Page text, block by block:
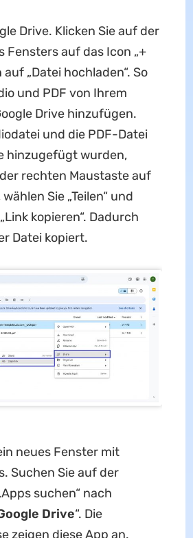
Drive. Klicken Sie auf der
Fensters auf das Icon „+
„Datei hochladen“. So
und PDF von Ihrem
Drive hinzufügen.
und die PDF-Datei
hinzugefügt wurden,
rechten Maustaste auf
Sie „Teilen“ und
kopieren“. Dadurch
Datei kopiert.
neues Fenster mit
Suchen Sie auf der
suchen“ nach
Drive“. Die
zeigen diese App an.